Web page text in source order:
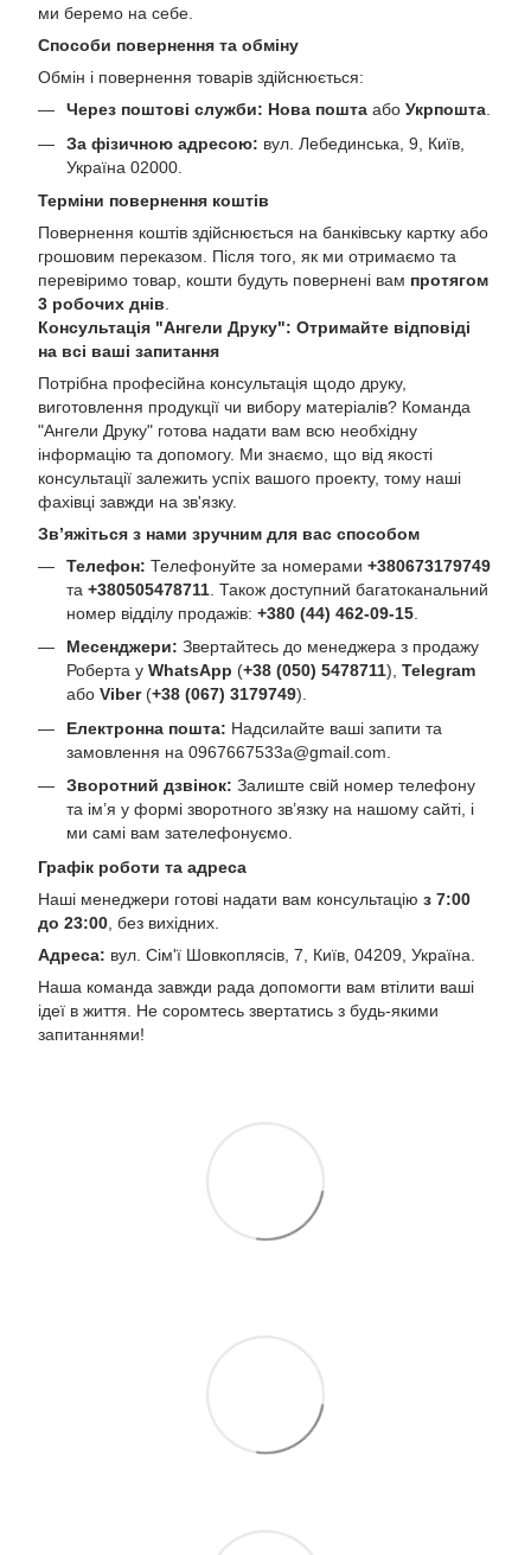
ми беремо на себе.
Способи повернення та обміну
Обмін і повернення товарів здійснюється:
Через поштові служби: Нова пошта або Укрпошта
За фізичною адресою: вул. Лебединська, 9, Київ,
Україна 02000.
Терміни повернення коштів
Повернення коштів здійснюється на банківську картку або
грошовим переказом. Після того, як ми отримаємо та
перевіримо товар, кошти будуть повернені вам протягом
3 робочих днів
Консультація "Ангели Друку": Отримайте відповіді
на всі ваші запитання
Потрібна професійна консультація щодо друку,
виготовлення продукції чи вибору матеріалів? Команда
"Ангели Друку" готова надати вам всю необхідну
інформацію та допомогу. Ми знаємо, що від якості
консультації залежить успіх вашого проекту, тому наші
фахівці завжди на зв'язку.
Зв’яжіться з нами зручним для вас способом
Телефон: Телефонуйте за номерами +380673179749
та +380505478711 . Також доступний багатоканальний
номер відділу продажів: +380 (44) 462-09-15
Месенджери: Звертайтесь до менеджера з продажу
Роберта у WhatsApp (+38 (050) 5478711), Telegram
або Viber(+38 (067) 3179749).
Електронна пошта: Надсилайте ваші запити та
замовлення на 0967667533a@gmail.com
Зворотний дзвінок: Залиште свій номер телефону
та ім’я у формі зворотного зв’язку на нашому сайті, і
ми самі вам зателефонуємо.
Графік роботи та адреса
Наші менеджери готові надати вам консультацію з 7:00
до 23:00 , без вихідних.
Адреса: вул. Сім'ї Шовкоплясів, 7, Київ, 04209, Україна.
Наша команда завжди рада допомогти вам втілити ваші
ідеї в життя. Не соромтесь звертатись з будь-якими
запитаннями!